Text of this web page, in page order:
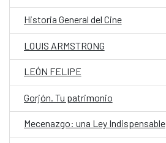
Historia General del Cine
LOUIS ARMSTRONG
LEÓN FELIPE
Gorjón. Tu patrimonio
Mecenazgo: una Ley Indispensable